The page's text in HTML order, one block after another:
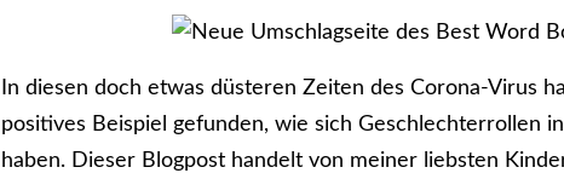
In diesen doch etwas düsteren Zeiten des Corona-Virus
positives Beispiel gefunden, wie sich Geschlechterrollen
haben. Dieser Blogpost handelt von meiner liebsten